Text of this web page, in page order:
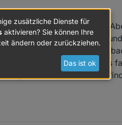
gut erkennen kann.
Update wirklich genau so
überall stand das minimal
man hätte irgendwas
anders wäre. Minimal
zusätzliche Dienste für
aktivieren? Sie können Ihre
ändern oder zurückziehen.
Das ist ok